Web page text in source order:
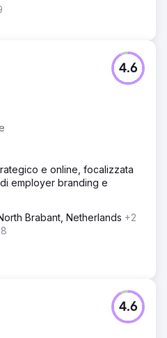
4.6
e online, focalizzata
employer branding e
Brabant, Netherlands +2
4.6